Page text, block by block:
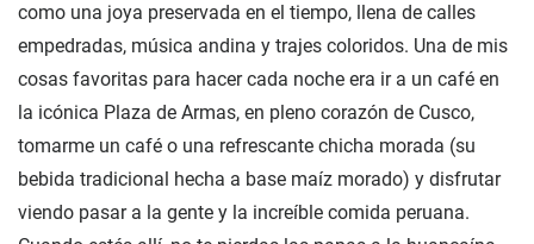
como una joya preservada en el tiempo, llena de calles
empedradas, música andina y trajes coloridos. Una de mis
cosas favoritas para hacer cada noche era ir a un café en
la icónica Plaza de Armas, en pleno corazón de Cusco,
tomarme un café o una refrescante chicha morada (su
bebida tradicional hecha a base maíz morado) y disfrutar
viendo pasar a la gente y la increíble comida peruana.